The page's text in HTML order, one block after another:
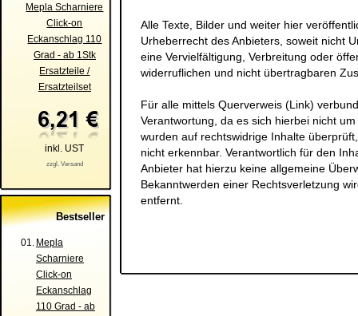
Mepla Scharniere
Click-on
Eckanschlag 110
Grad - ab 1Stk
Ersatzteile /
Ersatzteilset
inkl. UST
zzgl. Versand
Bestseller
01. Mepla
Scharniere
Click-on
Eckanschlag
110 Grad - ab
Alle Texte, Bilder und weiter hier
Urheberrecht des Anbieters, soweit nicht
eine Vervielfältigung, Verbreitung oder
widerruflichen und nicht übertragbaren
Für alle mittels Querverweis (Link)
Verantwortung, da es sich hierbei nicht
wurden auf rechtswidrige Inhalte
nicht erkennbar. Verantwortlich für den
Anbieter hat hierzu keine allgemeine
Bekanntwerden einer Rechtsverletzung
entfernt.